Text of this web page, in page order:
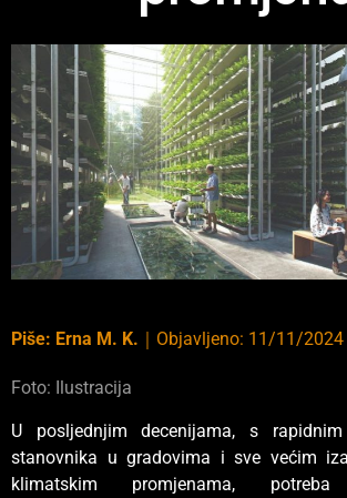
Piše: Erna M. K. Objavljeno: 11/11/2024
Foto: Ilustracija
U posljednjim decenijama, s
stanovnika u gradovima i sve većim
klimatskim promjenama,